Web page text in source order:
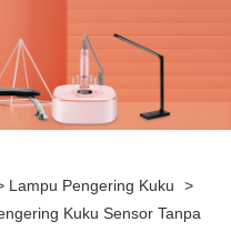
Lampu Pengering Kuku
>
Kuku Sensor Tanpa